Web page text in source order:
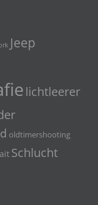
Jeep
lichtleerer
oldtimershooting
Schlucht